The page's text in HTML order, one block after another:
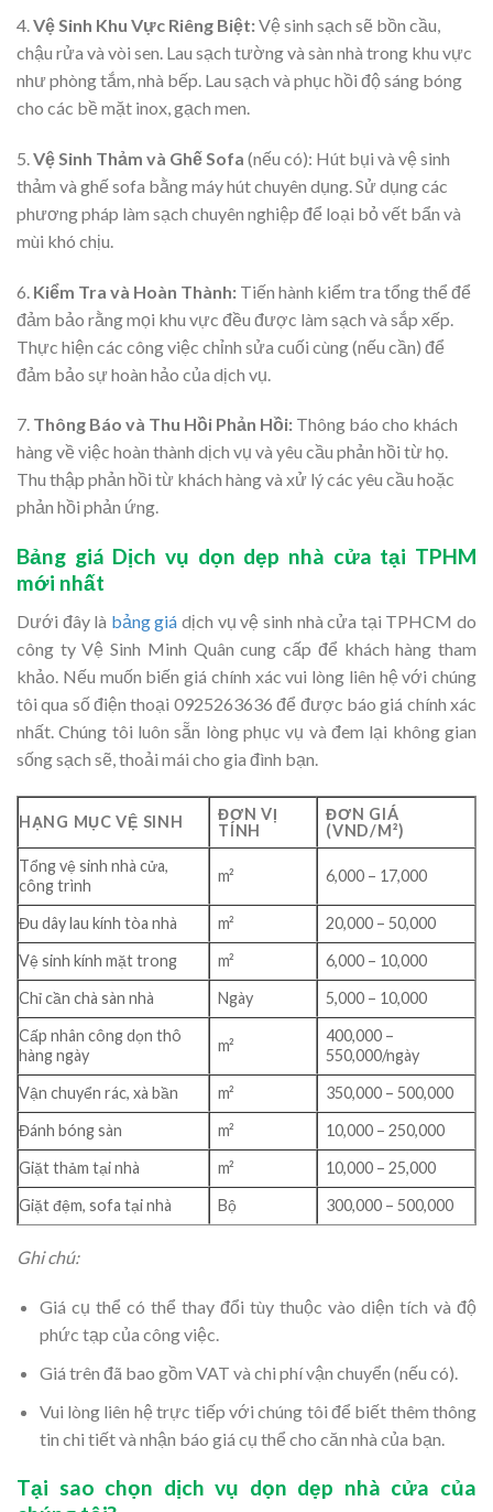
4.Vệ Sinh Khu Vực Riêng Biệt:Vệ sinh sạch sẽ bồn cầu,
chậu rửa và vòi sen. Lau sạch tường và sàn nhà trong khu vực
như phòng tắm, nhà bếp. Lau sạch và phục hồi độ sáng bóng
cho các bề mặt inox, gạch men.
5.Vệ Sinh Thảm và Ghế Sofa (nếu có): Hút bụi và vệ sinh
thảm và ghế sofa bằng máy hút chuyên dụng. Sử dụng các
phương pháp làm sạch chuyên nghiệp để loại bỏ vết bẩn và
mùi khó chịu.
6. Kiểm Tra và Hoàn Thành: Tiến hành kiểm tra tổng thể để
đảm bảo rằng mọi khu vực đều được làm sạch và sắp xếp.
Thực hiện các công việc chỉnh sửa cuối cùng (nếu cần) để
đảm bảo sự hoàn hảo của dịch vụ.
7. Thông Báo và Thu Hồi Phản Hồi: Thông báo cho khách
hàng về việc hoàn thành dịch vụ và yêu cầu phản hồi từ họ.
Thu thập phản hồi từ khách hàng và xử lý các yêu cầu hoặc
phản hồi phản ứng.
Bảng giá Dịch vụ dọn dẹp nhà cửa tại TPHM
mới nhất
Dưới đây là bảng giá dịch vụ vệ sinh nhà cửa tại TPHCM do
công ty Vệ Sinh Minh Quân cung cấp để khách hàng tham
khảo. Nếu muốn biến giá chính xác vui lòng liên hệ với chúng
tôi qua số điện thoại 0925263636 để được báo giá chính xác
nhất. Chúng tôi luôn sẵn lòng phục vụ và đem lại không gian
sống sạch sẽ, thoải mái cho gia đình bạn.
HẠNG MỤC VỆ SINH
ĐƠN VỊ
TÍNH
ĐƠN GIÁ
(VND/M²)
Tổng vệ sinh nhà cửa,
công trình
m² 6,000 – 17,000
Đu dây lau kính tòa nhà m²
20,000 – 50,000
Vệ sinh kính mặt trong
m²
6,000 – 10,000
Chỉ cần chà sàn nhà
Ngày
5,000 – 10,000
Cấp nhân công dọn thô
hàng ngày
m²
400,000 –
550,000/ngày
Vận chuyển rác, xà bần
m²
350,000 – 500,000
Đánh bóng sàn
m²
10,000 – 250,000
Giặt thảm tại nhà
m²
10,000 – 25,000
Giặt đệm, sofa tại nhà
Bộ 300,000 – 500,000
Ghi chú:
Giá cụ thể có thể thay đổi tùy thuộc vào diện tích và độ
phức tạp của công việc.
Giá trên đã bao gồm VAT và chi phí vận chuyển (nếu có).
Vui lòng liên hệ trực tiếp với chúng tôi để biết thêm thông
tin chi tiết và nhận báo giá cụ thể cho căn nhà của bạn.
Tại sao chọn dịch vụ dọn dẹp nhà cửa của